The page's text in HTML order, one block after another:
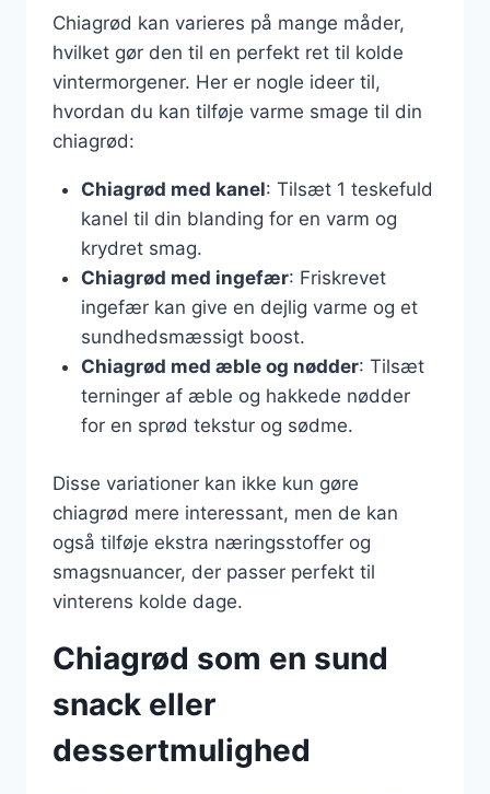
Chiagrød kan varieres på mange måder,
hvilket gør den til en perfekt ret til kolde
vintermorgener. Her er nogle ideer til,
hvordan du kan tilføje varme smage til din
chiagrød:
Chiagrød med kanel: Tilsæt 1 teskefuld
kanel til din blanding for en varm og
krydret smag.
Chiagrød med ingefær: Friskrevet
ingefær kan give en dejlig varme og et
sundhedsmæssigt boost.
Chiagrød med æble og nødder: Tilsæt
terninger af æble og hakkede nødder
for en sprød tekstur og sødme.
Disse variationer kan ikke kun gøre
chiagrød mere interessant, men de kan
også tilføje ekstra næringsstoffer og
smagsnuancer, der passer perfekt til
vinterens kolde dage.
Chiagrød som en sund
snack eller
dessertmulighed